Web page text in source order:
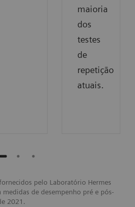
maioria
dos
testes
de
repetição
atuais.
pelo Laboratório Hermes
medidas de desempenho pré e pós-
2021.